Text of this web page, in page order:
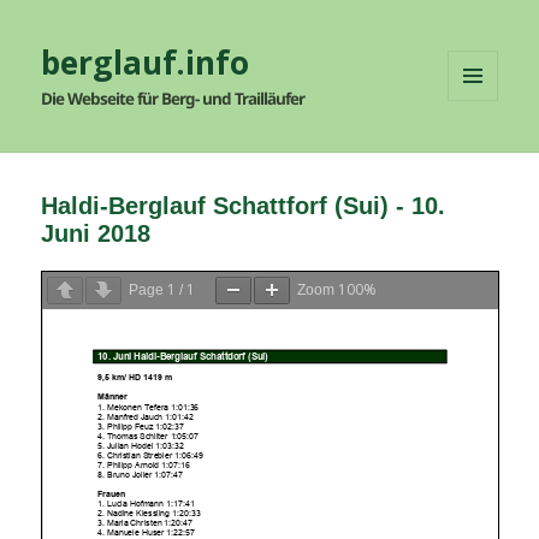
berglauf.info
Die Webseite für Berg- und Trailläufer
WIDGETS
Haldi-Berglauf Schattforf (Sui) - 10.
Juni 2018
Page 1 / 1 Zoom 100%